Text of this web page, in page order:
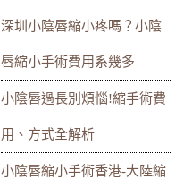
深圳小陰唇縮小疼嗎？小陰
唇縮小手術費用系幾多
小陰唇過長別煩惱!縮手術費
用、方式全解析
小陰唇縮小手術香港-大陸縮